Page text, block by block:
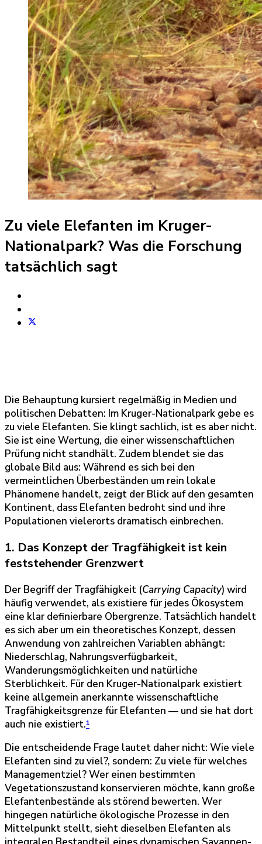
Zu viele Elefanten im Kruger-
Nationalpark? Was die Forschung
tatsächlich sagt
Die Behauptung kursiert regelmäßig in Medien und
politischen Debatten: Im Kruger-Nationalpark gebe es
zu viele Elefanten. Sie klingt sachlich, ist es aber nicht.
Sie ist eine Wertung, die einer wissenschaftlichen
Prüfung nicht standhält. Zudem blendet sie das
globale Bild aus: Während es sich bei den
vermeintlichen Überbeständen um rein lokale
Phänomene handelt, zeigt der Blick auf den gesamten
Kontinent, dass Elefanten bedroht sind und ihre
Populationen vielerorts dramatisch einbrechen.
1. Das Konzept der Tragfähigkeit ist kein
feststehender Grenzwert
Der Begriff der Tragfähigkeit (Carrying Capacity) wird
häufig verwendet, als existiere für jedes Ökosystem
eine klar definierbare Obergrenze. Tatsächlich handelt
es sich aber um ein theoretisches Konzept, dessen
Anwendung von zahlreichen Variablen abhängt:
Niederschlag, Nahrungsverfügbarkeit,
Wanderungsmöglichkeiten und natürliche
Sterblichkeit. Für den Kruger-Nationalpark existiert
keine allgemein anerkannte wissenschaftliche
Tragfähigkeitsgrenze für Elefanten — und sie hat dort
auch nie existiert.¹
Die entscheidende Frage lautet daher nicht: Wie viele
Elefanten sind zu viel?, sondern: Zu viele für welches
Managementziel? Wer einen bestimmten
Vegetationszustand konservieren möchte, kann große
Elefantenbestände als störend bewerten. Wer
hingegen natürliche ökologische Prozesse in den
Mittelpunkt stellt, sieht dieselben Elefanten als